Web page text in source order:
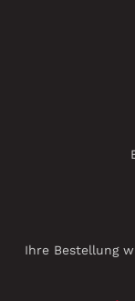
Ihre Bestellung